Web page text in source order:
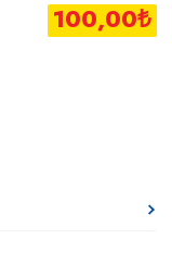
100,00₺